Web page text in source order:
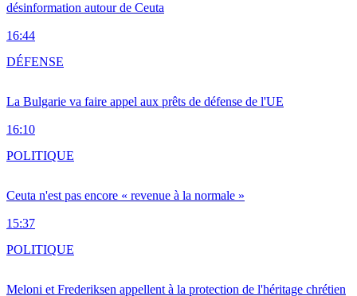
désinformation autour de Ceuta
16:44
La Bulgarie va faire appel aux prêts de défense de l'UE
16:10
DÉFENSE
Ceuta n'est pas encore « revenue à la normale »
15:37
POLITIQUE
Meloni et Frederiksen appellent à la protection de l'héritage chrétien
POLITIQUE